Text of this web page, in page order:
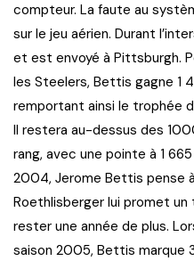
compteur. La faute au
sur le jeu aérien. Durant
et est envoyé à Pittsburgh.
les Steelers, Bettis gagne 1
remportant ainsi le trophée
Il restera au-dessus des
rang, avec une pointe à 1
2004, Jerome Bettis pense
Roethlisberger lui promet
rester une année de plus.
saison 2005, Bettis marque